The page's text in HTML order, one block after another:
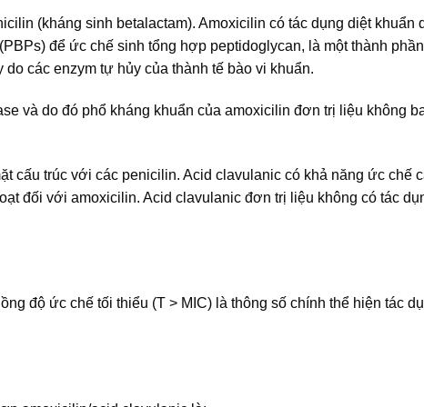
(kháng sinh betalactam). Amoxicilin có tác dụng diệt khuẩn
để ức chế sinh tổng hợp peptidoglycan, là một thành
các enzym tự hủy của thành tế bào vi khuẩn.
và do đó phổ kháng khuẩn của amoxicilin đơn trị liệu không
cấu trúc với các penicilin. Acid clavulanic có khả năng ức chế
đối với amoxicilin. Acid clavulanic đơn trị liệu không có tác
độ ức chế tối thiểu (T > MIC) là thông số chính thể hiện tác